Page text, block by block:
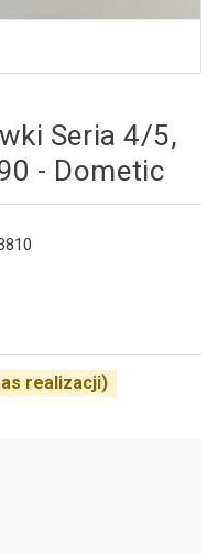
Seria 4/5,
- Dometic
realizacji)